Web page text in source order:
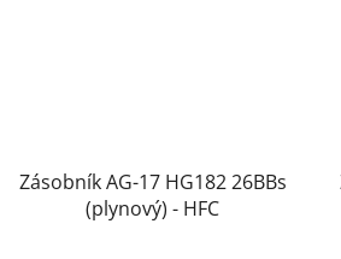
Zásobník AG-17 HG182 26BBs
(plynový) - HFC